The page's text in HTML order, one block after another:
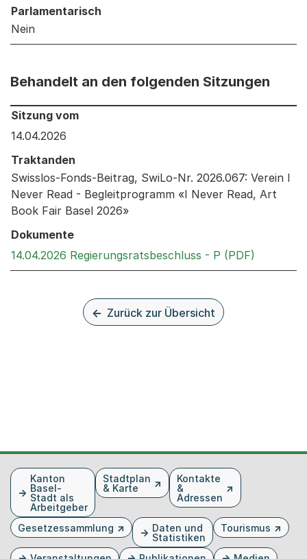
Parlamentarisch
Nein
Behandelt an den folgenden Sitzungen
Behandelt an den folgenden Sitzungen: Informationen
Sitzung vom
14.04.2026
Traktanden
Swisslos-Fonds-Beitrag, SwiLo-Nr. 2026.067: Verein I
Never Read - Begleitprogramm «I Never Read, Art
Book Fair Basel 2026»
Dokumente
14.04.2026 Regierungsratsbeschluss - P (PDF)
Zurück zur Übersicht
FusszeileKanton
Basel-
Stadt als
Arbeitgeber
Stadtplan
& Karte
Kontakte
&
Adressen
Gesetzessammlung
Daten und
Statistiken
Tourismus